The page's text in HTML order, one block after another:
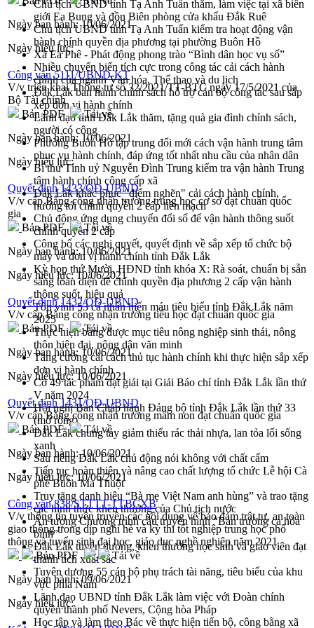
Chủ tịch UBND tỉnh Tạ Anh Tuấn thăm, làm việc tại xã biên
giới Ea Bung và đồn Biên phòng cửa khẩu Đắk Ruê
Chủ tịch UBND tỉnh Tạ Anh Tuấn kiểm tra hoạt động vận
hành chính quyền địa phương tại phường Buôn Hồ
Xã Ea Phê - Phát động phong trào “Bình dân học vụ số”
Nhiều chuyển biến tích cực trong công tác cải cách hành
chính của ngành Văn hóa, Thể thao và du lịch
Đắk Lắk ban hành chính sách hỗ trợ cán bộ công tác sau sắp
xếp đơn vị hành chính
Lãnh đạo tỉnh Đắk Lắk thăm, tặng quà gia đình chính sách,
người có công
Phường Buôn Hồ tập trung đổi mới cách vận hành trung tâm
phục vụ hành chính, đáp ứng tốt nhất nhu cầu của nhân dân
Bí thư Tỉnh uỷ Nguyễn Đình Trung kiểm tra vận hành Trung
tâm hành chính công cấp xã
Đắk Lắk khắc phục "điểm nghẽn" cải cách hành chính,
hướng tới chính quyền 2 cấp liền mạch
Chủ động ứng dụng chuyển đổi số để vận hành thông suốt
chính quyền 2 cấp
Công bố các nghị quyết, quyết định về sắp xếp tổ chức bộ
máy và đơn vị hành chính tỉnh Đắk Lắk
Kỳ họp thứ Mười, HĐND tỉnh khóa X: Rà soát, chuẩn bị sẵn
sàng toàn diện để chính quyền địa phương 2 cấp vận hành
thông suốt, hiệu quả
Tôn vinh 53 cá nhân hiến máu tiêu biểu tỉnh Đắk Lắk năm
2025
Thực hiện bằng được mục tiêu nông nghiệp sinh thái, nông
thôn hiện đại, nông dân văn minh
Tăng cường cải cách thủ tục hành chính khi thực hiện sắp xếp
đơn vị hành chính
Có 49 tác phẩm đạt giải tại Giải Báo chí tỉnh Đắk Lắk lần thứ
V năm 2024
Hội nghị Ban Chấp hành Đảng bộ tỉnh Đắk Lắk lần thứ 33
(mở rộng)
Đắk Lắk chung tay giảm thiểu rác thải nhựa, lan tỏa lối sống
xanh
Sầu riêng Đắk Lắk chủ động nói không với chất cấm
Tiếp tục hoàn thiện và nâng cao chất lượng tổ chức Lễ hội Cà
phê Buôn Ma Thuột
Truy tặng danh hiệu “Bà mẹ Việt Nam anh hùng” và trao tặng
các hình thức khen thưởng của Chủ tịch nước
Ấn tượng Chương trình cầu truyền hình “Bản trường ca hòa
bình”
Đắk Lắk tuyên dương, khen thưởng học sinh và giáo viên đạt
thành tích xuất sắc
Tuyên dương 55 cán bộ phụ trách tài năng, tiêu biểu của khu
vực phía Nam
Lãnh đạo UBND tỉnh Đắk Lắk làm việc với Đoàn chính
quyền thành phố Nevers, Cộng hòa Pháp
Học tập và làm theo Bác về thực hiện tiến bộ, công bằng xã
Ngày ban hành:10/06/2021
Ngày hiệu lực:
Công văn 5111/UBND-KT
V/v triển khai Thông tư số 32/2021/TT-BTC ngày 17/5/2021 của
Bộ Tài chính
Bản PDF
Tải về
Ngày ban hành:10/06/2021
Ngày hiệu lực:
Quyết định 1433/QĐ-UBND
V/v cấp Bằng công nhận trường trung học cơ sở đạt chuẩn quốc
gia
Bản PDF
Tải về
Ngày ban hành:10/06/2021
Ngày hiệu lực:10/06/2021
Quyết định 1432/QĐ-UBND
V/v cấp Bằng công nhận trường tiểu học đạt chuẩn quốc gia
Bản PDF
Tải về
Ngày ban hành:10/06/2021
Ngày hiệu lực:10/06/2021
Quyết định 1431/QĐ-UBND
V/v cấp Bằng công nhận trường mầm non đạt chuẩn quốc gia
Bản PDF
Tải về
Ngày ban hành:10/06/2021
Ngày hiệu lực:10/06/2021
Công văn 838/STTTT-TTBCXB
V/v thông tin tuyên truyền các nội dung về bảo đảm trật tự, an toàn
giao thông trong dịp nghỉ hè và kỳ thi tốt nghiệp trung học phổ
thông và tuyển sinh đại học, giáo dục nghề nghiệp năm 2021
Bản PDF
Tải về
Ngày ban hành:09/06/2021
Ngày hiệu lực: